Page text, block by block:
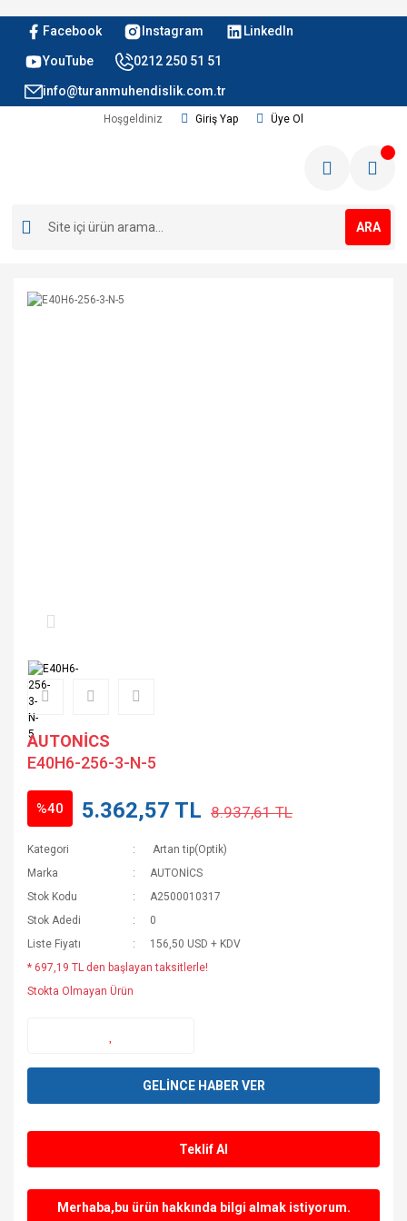
Facebook Instagram LinkedIn
YouTube 0212 250 51 51
info@turanmuhendislik.com.tr
Hoşgeldiniz Giriş Yap Üye Ol
ARA
AUTONİCS
E40H6-256-3-N-5
%40 5.362,57 TL 8.937,61 TL
Kategori
Artan tip(Optik)
Marka
AUTONİCS
Stok Kodu
A2500010317
Stok Adedi
0
Liste Fiyatı
156,50 USD + KDV
* 697,19 TL den başlayan taksitlerle!
Stokta Olmayan Ürün
GELİNCE HABER VER
Teklif Al
Merhaba,bu ürün hakkında bilgi almak istiyorum.